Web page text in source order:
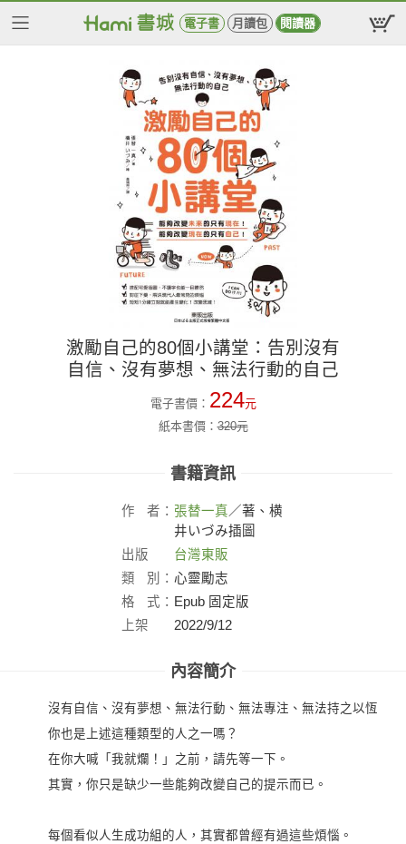
電子書 月讀包 閱讀器
激勵自己的80個小講堂：告別沒有
自信、沒有夢想、無法行動的自己
電子書價： 224元
紙本書價：320元
書籍資訊
作 者： 張替一真／著、横
井いづみ插圖
出版
社：
台灣東販
類
別： 心靈勵志
格
式： Epub 固定版
上架
2022/9/12
內容簡介
沒有自信、沒有夢想、無法行動、無法專注、無法持之以恆
你也是上述這種類型的人之一嗎？
在你大喊「我就爛！」之前，請先等一下。
其實，你只是缺少一些能夠改變自己的提示而已。
每個看似人生成功組的人，其實都曾經有過這些煩惱。